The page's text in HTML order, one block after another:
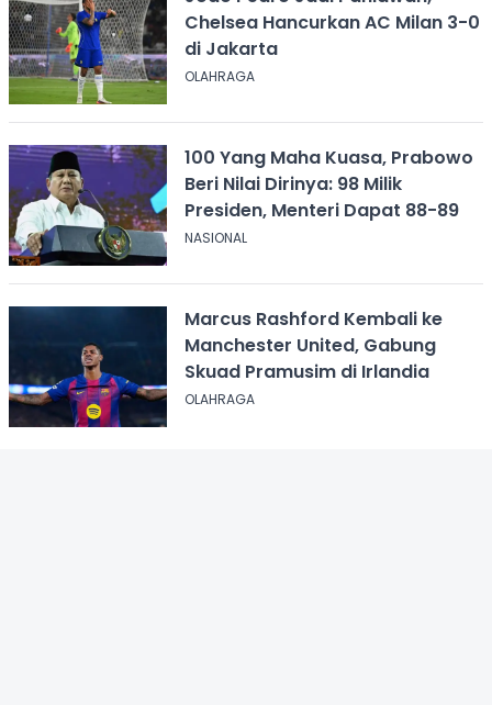
Chelsea Hancurkan AC Milan 3-0
di Jakarta
OLAHRAGA
100 Yang Maha Kuasa, Prabowo
Beri Nilai Dirinya: 98 Milik
Presiden, Menteri Dapat 88-89
NASIONAL
Marcus Rashford Kembali ke
Manchester United, Gabung
Skuad Pramusim di Irlandia
OLAHRAGA